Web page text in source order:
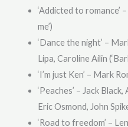
‘Addicted to romance’
me’)
‘Dance the night’ –
Lipa, Caroline Ailin
‘I’m just Ken’ – Mark
‘Peaches’ – Jack
Eric Osmond, John
‘Road to freedom’ –